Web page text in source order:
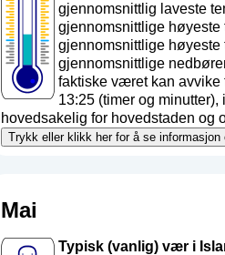
gjennomsnittlig laveste
gjennomsnittlige
gjennomsnittlige
gjennomsnittlige
faktiske været kan avvike
13:25 (timer og
hovedsakelig for hovedstaden og
Trykk eller klikk her for å se
Mai
Typisk (vanlig) vær i